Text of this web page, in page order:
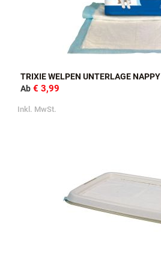
TRIXIE WELPEN UNTERLAGE NAPPY
Ab € 3,99
Inkl. MwSt.